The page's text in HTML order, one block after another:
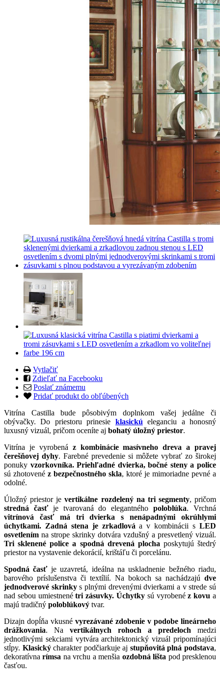
Vytlačiť
Zdieľať na Facebooku
Poslať známemu
Pridať produkt do obľúbených
Vitrína Castilla bude pôsobivým doplnkom vašej jedálne či
obývačky. Do priestoru prinesie klasickú eleganciu a honosný
luxusný vizuál, pričom oceníte aj bohatý úložný priestor.
Vitrína je vyrobená z kombinácie masívneho dreva a pravej
čerešňovej dyhy. Farebné prevedenie si môžete vybrať zo širokej
ponuky vzorkovníka. Priehľadné dvierka, bočné steny a police
sú zhotovené z bezpečnostného skla, ktoré je mimoriadne pevné a
odolné.
Úložný priestor jevertikálne rozdelený na tri segmenty, pričom
stredná časťje tvarovaná do elegantnéhopoloblúka. Vrchná
vitrínová časť má tri dvierka s nenápadnými okrúhlymi
úchytkami. Zadná stena je zrkadlová a v kombinácii sLED
osvetlením na strope skrinky dotvára vzdušný a presvetlený vizuál.
Tri sklenené police a spodná drevená plocha poskytujú štedrý
priestor na vystavenie dekorácií, krištáľu či porcelánu.
Spodná časťje uzavretá, ideálna na uskladnenie bežného riadu,
barového príslušenstva či textílií. Na bokoch sa nachádzajú dve
jednodverové skrinkys plnými drevenými dvierkami a v strede sú
nad sebou umiestnenétri zásuvky. Úchytky sú vyrobenéz kovu a
majú tradičný poloblúkový tvar.
Dizajn dopĺňa vkusné vyrezávané zdobenie v podobe lineárneho
drážkovania. Na vertikálnych rohoch a predeloch medzi
jednotlivými sekciami vytvára architektonický vizuál pripomínajúci
stĺpy. Klasickýcharakter podčiarkuje aj stupňovitá plná podstava,
dekoratívnarímsa na vrchu a menšia ozdobná lišta pod presklenou
časťou.